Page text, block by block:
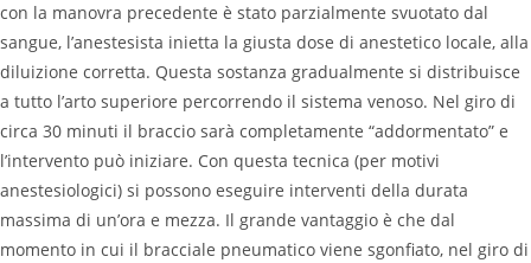
con la manovra precedente è stato parzialmente svuotato dal
sangue, l’anestesista inietta la giusta dose di anestetico locale, alla
diluizione corretta. Questa sostanza gradualmente si distribuisce
a tutto l’arto superiore percorrendo il sistema venoso. Nel giro di
circa 30 minuti il braccio sarà completamente “addormentato” e
l’intervento può iniziare. Con questa tecnica (per motivi
anestesiologici) si possono eseguire interventi della durata
massima di un’ora e mezza. Il grande vantaggio è che dal
momento in cui il bracciale pneumatico viene sgonfiato, nel giro di